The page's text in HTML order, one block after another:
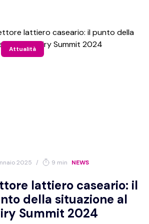
Medicina
Associazioni
Attualità
2025 / 9 min NEWS
lattiero caseario: il
della situazione al
Summit 2024